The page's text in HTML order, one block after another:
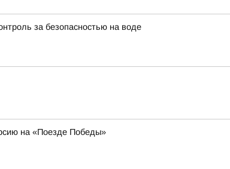
за безопасностью на воде
на «Поезде Победы»